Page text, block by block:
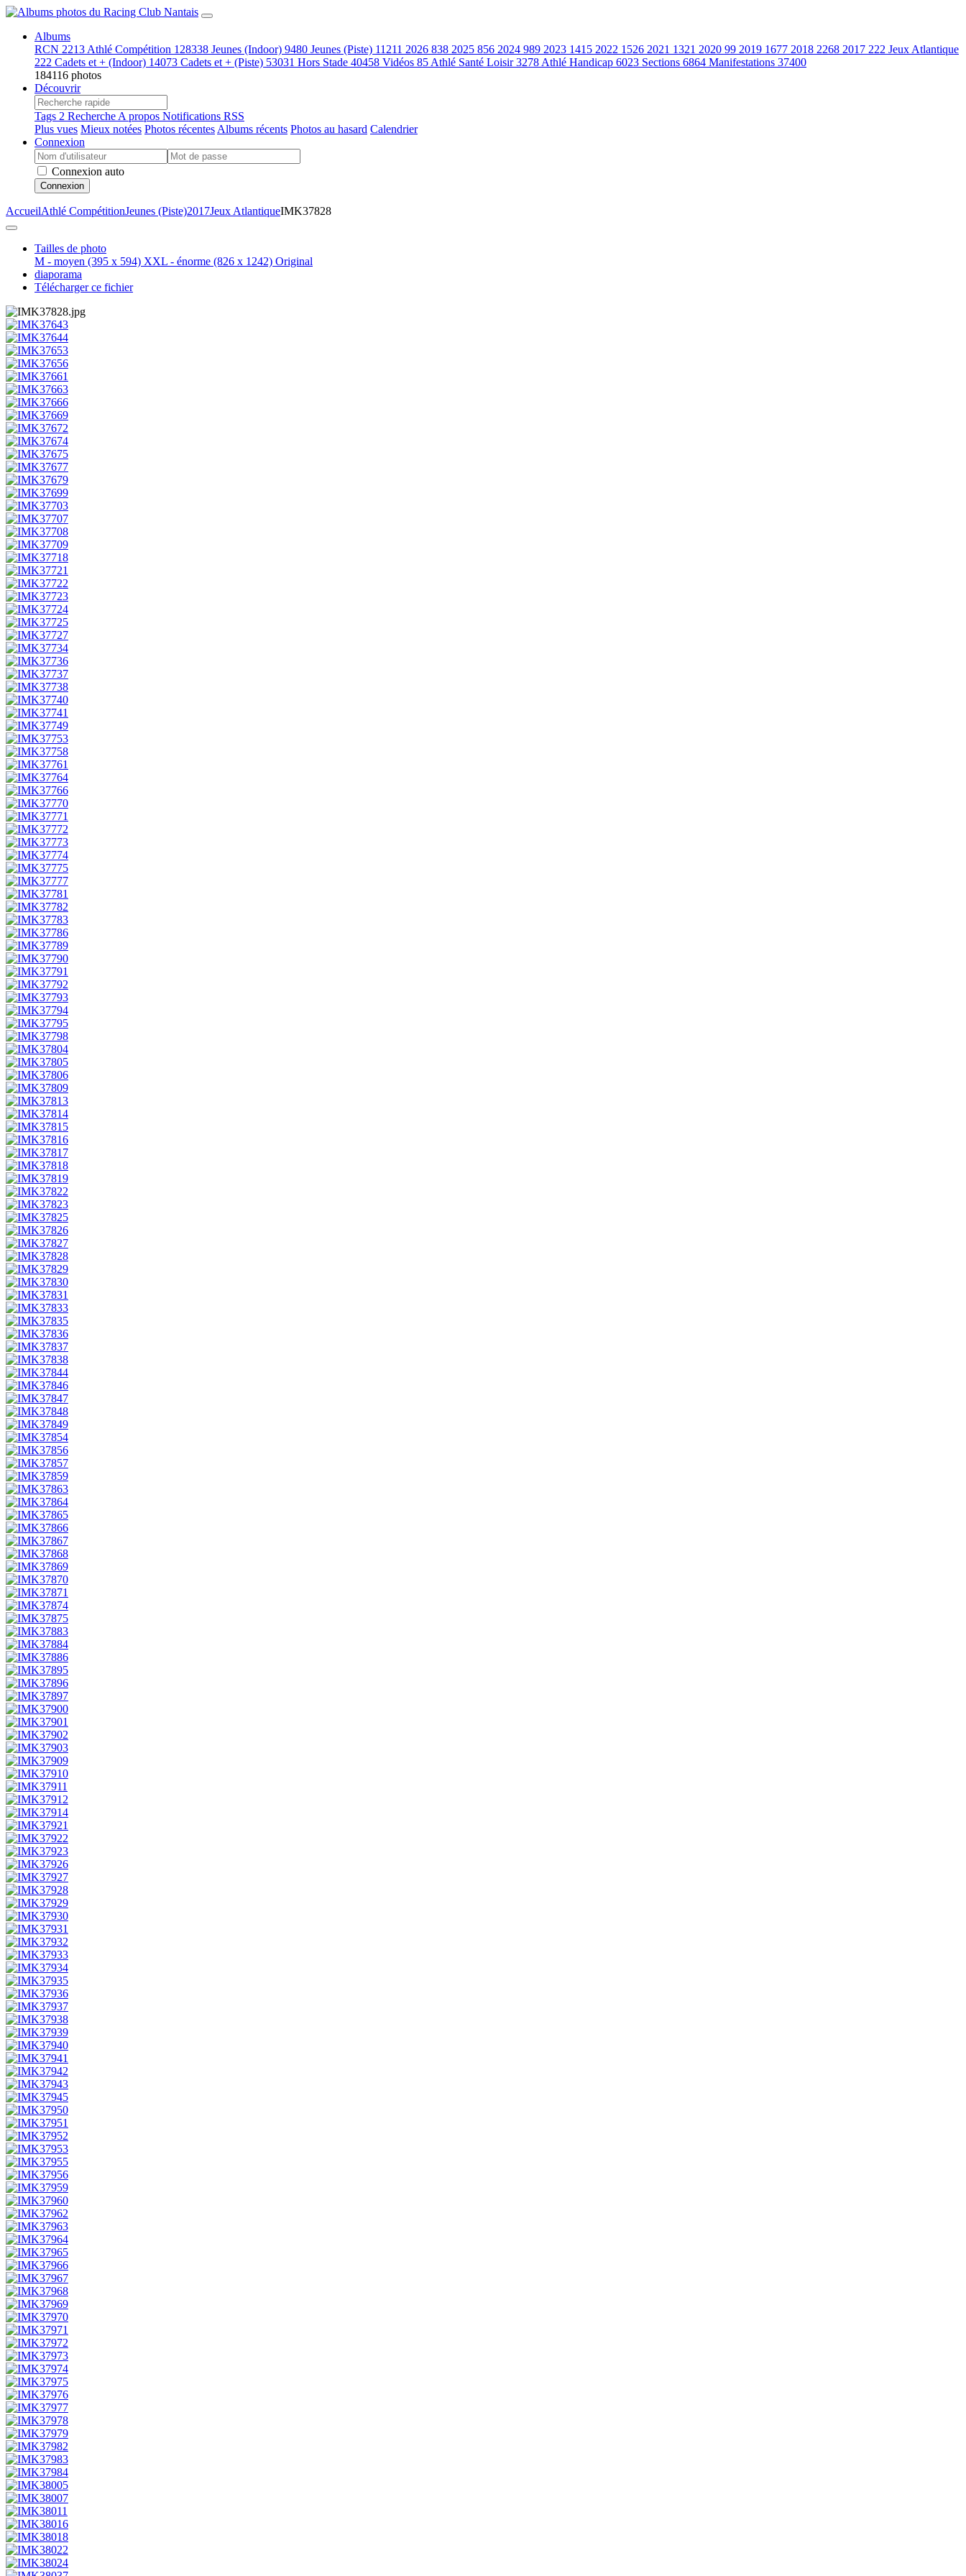
Albums
RCN 2213 Athlé Compétition 128338 Jeunes (Indoor) 9480 Jeunes (Piste) 11211 2026 838 2025 856 2024 989 2023 1415 2022 1526 2021 1321 2020 99 2019 1677 2018 2268 2017 222 Jeux Atlantique
222 Cadets et + (Indoor) 14073 Cadets et + (Piste) 53031 Hors Stade 40458 Vidéos 85 Athlé Santé Loisir3278 Athlé Handicap 6023 Sections 6864 Manifestations 37400
184116 photos
Découvrir
Tags 2 Recherche A propos Notifications RSS
Plus vues Mieux notées Photos récentes Albums récents Photos au hasard Calendrier
Connexion
Connexion auto
Connexion
AccueilAthlé CompétitionJeunes (Piste)2017Jeux AtlantiqueIMK37828
Tailles de photo
M - moyen (395 x 594) XXL - énorme (826 x 1242) Original
diaporama
Télécharger ce fichier